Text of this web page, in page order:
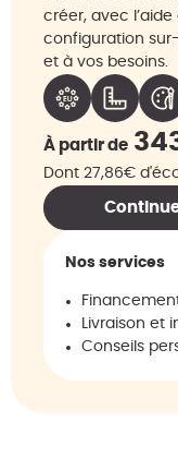
créer, avec
configuration
et à vos besoins.
À partir de
Dont 27,86€
Nos services
Livraison et
Conseils